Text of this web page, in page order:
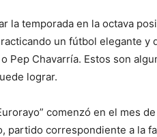
la temporada en la octava
un fútbol elegante y
Pep Chavarría. Estos son
lograr.
comenzó en el mes
partido correspondiente a la